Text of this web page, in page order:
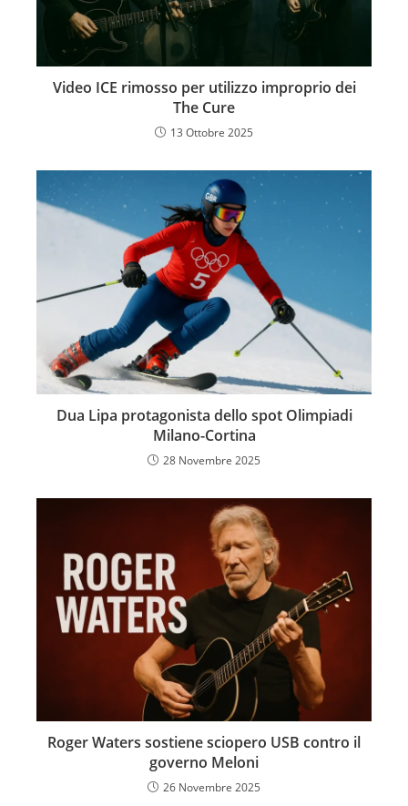
Video ICE rimosso per utilizzo improprio dei
The Cure
13 Ottobre 2025
Dua Lipa protagonista dello spot Olimpiadi
Milano-Cortina
28 Novembre 2025
Roger Waters sostiene sciopero USB contro il
governo Meloni
26 Novembre 2025